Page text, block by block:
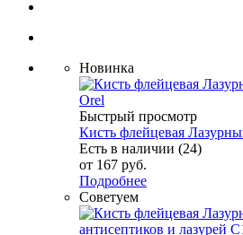
Новинка
Быстрый просмотр
Кисть флейцевая
Есть в наличии (24)
от 167 руб.
Подробнее
Советуем